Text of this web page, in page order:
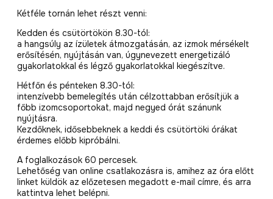
Kétféle tornán lehet részt venni:
Kedden és csütörtökön 8.30-tól:
a hangsúly az ízületek átmozgatásán, az izmok mérsékelt
erősítésén, nyújtásán van, úgynevezett energetizáló
gyakorlatokkal és légző gyakorlatokkal kiegészítve.
Hétfőn és pénteken 8.30-tól:
intenzívebb bemelegítés után célzottabban erősítjük a
főbb izomcsoportokat, majd negyed órát szánunk
nyújtásra.
Kezdőknek, idősebbeknek a keddi és csütörtöki órákat
érdemes előbb kipróbálni.
A foglalkozások 60 percesek.
Lehetőség van online csatlakozásra is, amihez az óra előtt
linket küldök az előzetesen megadott e-mail címre, és arra
kattintva lehet belépni.